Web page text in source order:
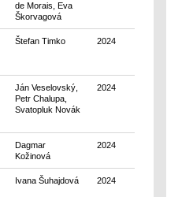
de Morais, Eva
Škorvagová
Štefan Timko 2024
Ján Veselovský,
Petr Chalupa,
Svatopluk Novák
2024
Dagmar
Kožinová
2024
Ivana Šuhajdová 2024